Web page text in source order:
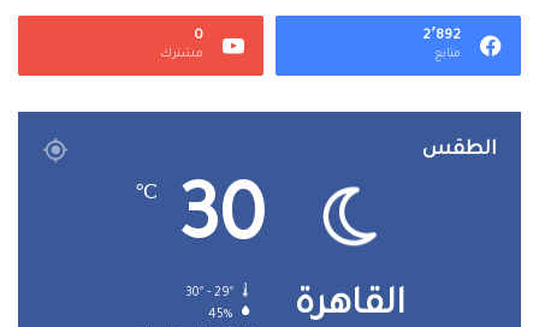
2٬892
متابع
0
مشترك
الطقس
القاهرة
30
℃
30º - 29º
45%